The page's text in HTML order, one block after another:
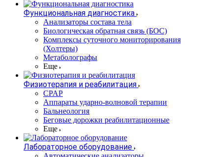
Функциональная диагностика
Анализаторы состава тела
Биологическая обратная связь (БОС)
Комплексы суточного мониторирования
(Холтеры)
Метаболографы
Еще
Физиотерапия и реабилитация
CPAP
Аппараты ударно-волновой терапии
Бальнеология
Беговые дорожки реабилитационные
Еще
Лабораторное оборудование